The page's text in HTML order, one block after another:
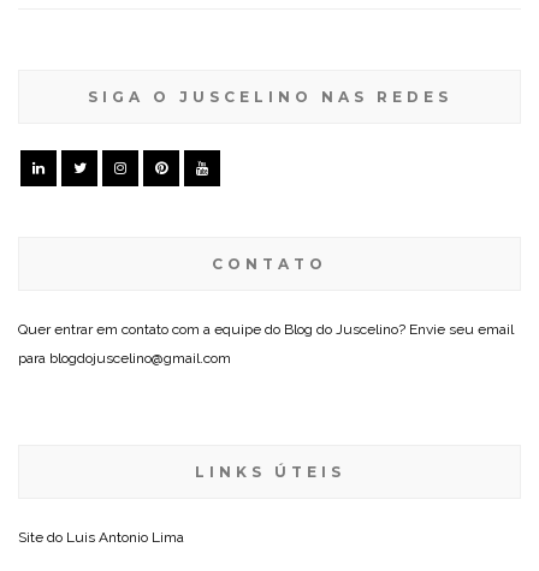
SIGA O JUSCELINO NAS REDES
CONTATO
Quer entrar em contato com a equipe do Blog do Juscelino? Envie seu email
para blogdojuscelino@gmail.com
LINKS ÚTEIS
Site do Luis Antonio Lima